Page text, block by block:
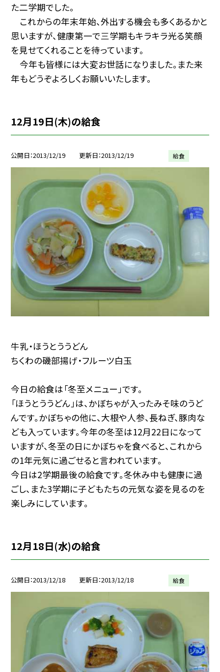
た二学期でした。
これからの年末年始、外出する機会も多くあるかと
思いますが、健康第一で三学期もキラキラ光る笑顔
を見せてくれることを待っています。
今年も皆様には大変お世話になりました。また来
年もどうぞよろしくお願いいたします。
12月19日(木)の給食
公開日 2013/12/19 更新日 2013/12/19 給食
牛乳・ほうとううどん
ちくわの磯部揚げ・フルーツ白玉
今日の給食は「冬至メニュー」です。
「ほうとううどん」は、かぼちゃが入ったみそ味のうど
んです。かぼちゃの他に、大根や人参、長ねぎ、豚肉な
ども入っています。今年の冬至は12月22日になって
いますが、冬至の日にかぼちゃを食べると、これから
の1年元気に過ごせると言われています。
今日は2学期最後の給食です。冬休み中も健康に過
ごし、また3学期に子どもたちの元気な姿を見るのを
楽しみにしています。
12月18日(水)の給食
公開日 2013/12/18 更新日 2013/12/18 給食